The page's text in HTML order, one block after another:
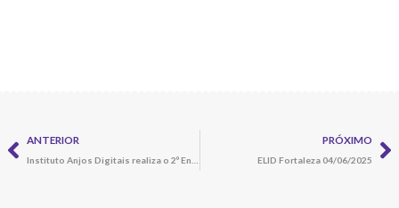
PrevANTERIOR PRÓXIMO
ELID Fortaleza 04/06/2025